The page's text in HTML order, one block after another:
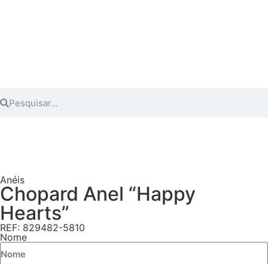
Anéis
Chopard Anel “Happy
Hearts”
REF: 829482-5810
Nome